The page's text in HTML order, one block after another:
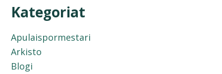
Kategoriat
Apulaispormestari
Arkisto
Blogi